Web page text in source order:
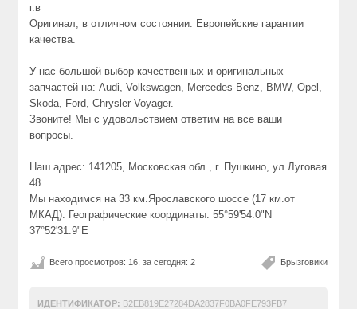
г.в
Оригинал, в отличном состоянии. Европейские гарантии
качества.
У нас большой выбор качественных и оригинальных
запчастей на: Audi, Volkswagen, Mercedes-Benz, BMW, Opel,
Skoda, Ford, Chrysler Voyager.
Звоните! Мы с удовольствием ответим на все ваши
вопросы.
Наш адрес: 141205, Московская обл., г. Пушкино, ул.Луговая
48.
Мы находимся на 33 км.Ярославского шоссе (17 км.от
МКАД). Географические координаты: 55°59'54.0"N
37°52'31.9"E
Брызговики
Всего просмотров: 16, за сегодня: 2
ИДЕНТИФИКАТОР: B2EB819E27284DA2837F0BA0FE793FB7